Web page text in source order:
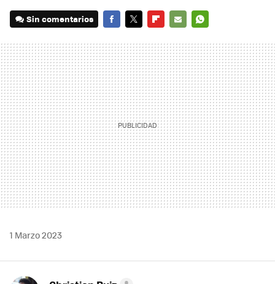
Sin comentarios
MAIL
1 Marzo 2023